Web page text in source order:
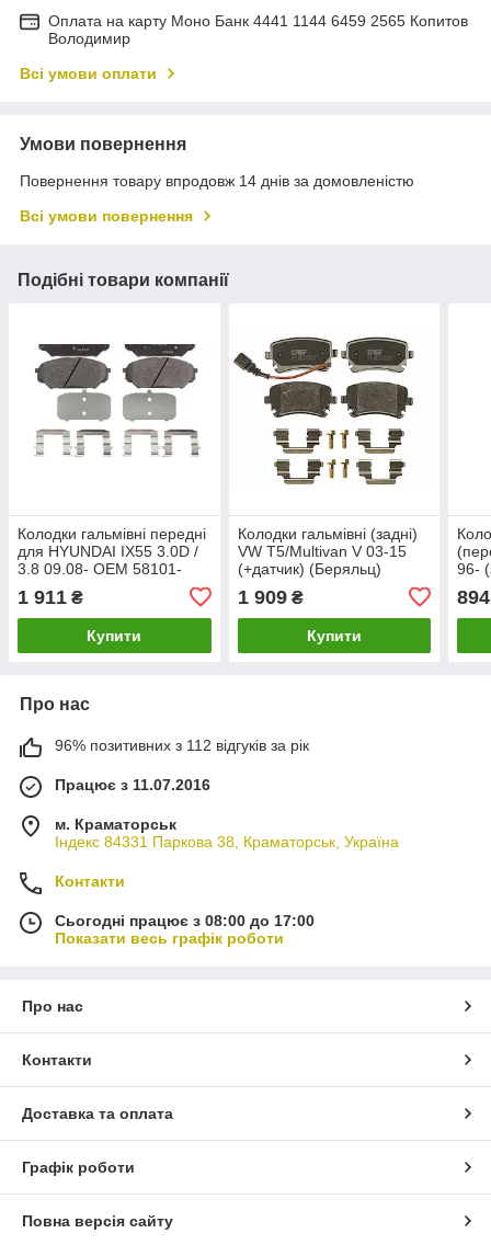
Оплата на карту Моно Банк 4441 1144 6459 2565 Копитов
Володимир
Всі умови оплати
Умови повернення
Повернення товару впродовж 14 днів за домовленістю
Всі умови повернення
Подібні товари компанії
Колодки гальмівні передні
для HYUNDAI IX55 3.0D /
3.8 09.08- OEM 58101-
H07PADFR00922
1 911 ₴
Купити
Колодки гальмівні (задні)
VW T5/Multivan V 03-15
(+датчик) (Беряльц)
1 909₴
Купити
96-
894
Про нас
96% позитивних з 112 відгуків за рік
Працює з 11.07.2016
м. Краматорськ
Індекс 84331 Паркова 38, Краматорськ, Україна
Контакти
Сьогодні працює з 08:00 до 17:00
Показати весь графік роботи
Про нас
Контакти
Доставка та оплата
Графік роботи
Повна версія сайту